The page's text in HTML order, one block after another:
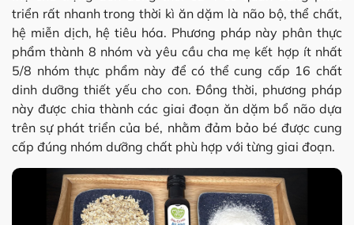
triển rất nhanh trong thời kì ăn dặm là não bộ, thể chất,
hệ miễn dịch, hệ tiêu hóa. Phương pháp này phân thực
phẩm thành 8 nhóm và yêu cầu cha mẹ kết hợp ít nhất
5/8 nhóm thực phẩm này để có thể cung cấp 16 chất
dinh dưỡng thiết yếu cho con. Đồng thời, phương pháp
này được chia thành các giai đoạn ăn dặm bổ não dựa
trên sự phát triển của bé, nhằm đảm bảo bé được cung
cấp đúng nhóm dưỡng chất phù hợp với từng giai đoạn.